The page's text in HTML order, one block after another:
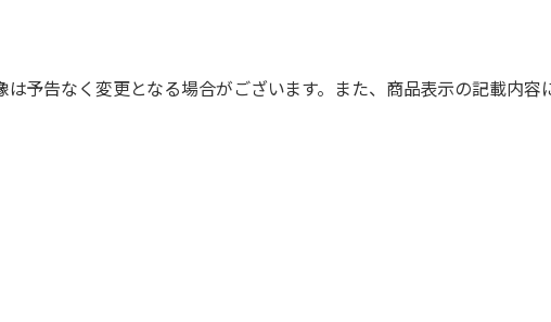
予告なく変更となる場合がございます。また、商品表示の記載内容